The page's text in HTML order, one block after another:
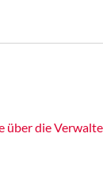
über die